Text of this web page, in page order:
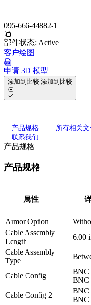
095-666-44882-1
部件状态: Active
客户绘图
申请 3D 模型
添加到比较 添加到比较
产品规格 所有相关文
联系我们
产品规格
产品规格
属性
Armor Option
Cable Assembly
Length
6.00
Cable Assembly
Type
Cable Config
BNC
BNC
Cable Config 2
BNC
BNC